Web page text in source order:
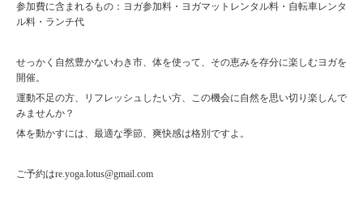
参加費に含まれるもの：ヨガ参加料・ヨガマットレンタル料・自転車レンタ
ル料・ランチ代
せっかく自然豊かないわき市、体を使って、その恵みを存分に楽しむヨガを
開催。
運動不足の方、リフレッシュしたい方、この機会に自然を思い切り楽しんで
みませんか？
体を動かすには、最適な季節、爽快感は格別ですよ。
ご予約はre.yoga.lotus@gmail.com